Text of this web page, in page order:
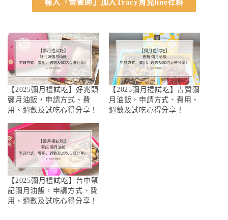
輸入「營養師」加入Tracy育兒line社群
【2025彌月禮試吃】好兆頭
彌月油飯，申請方式、費
用、週數及試吃心得分享！
【2025彌月禮試吃】吉贊彌
月油飯，申請方式、費用、
週數及試吃心得分享！
【2025彌月禮試吃】台中蔡
記彌月油飯，申請方式、費
用、週數及試吃心得分享！